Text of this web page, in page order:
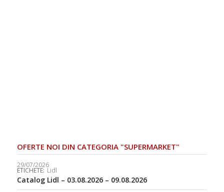
OFERTE NOI DIN CATEGORIA "SUPERMARKET"
29/07/2026
ETICHETE: Lidl
Catalog Lidl – 03.08.2026 – 09.08.2026